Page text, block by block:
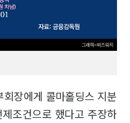
장에게 콜마홀딩스 지분
조건으로 했다고 주장하